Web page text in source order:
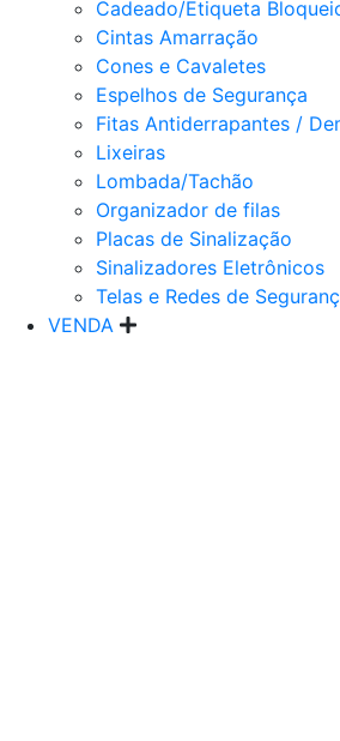
Cadeado/Etiqueta
Cintas Amarração
Cones e Cavaletes
Espelhos de Segurança
Fitas Antiderrapantes /
Lixeiras
Lombada/Tachão
Organizador de filas
Placas de Sinalização
Sinalizadores Eletrônicos
Telas e Redes de
VENDA